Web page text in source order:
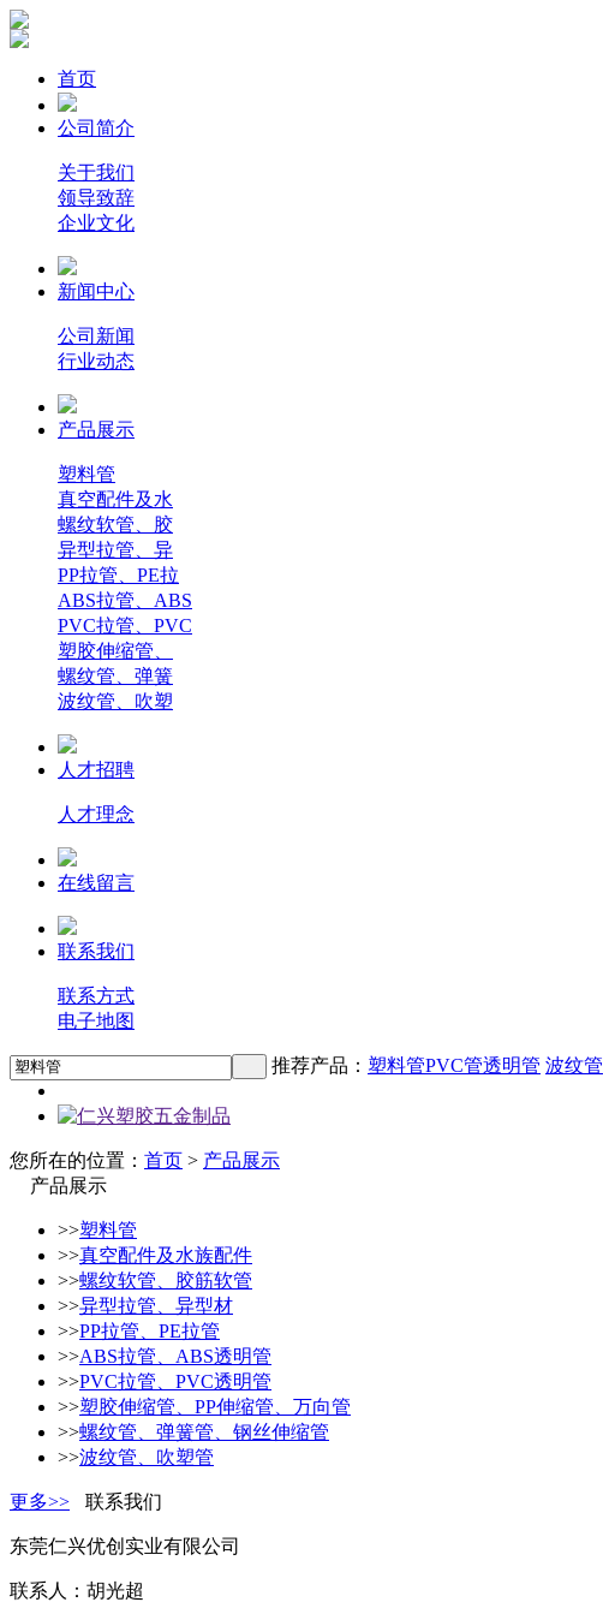
首页
公司简介
关于我们
领导致辞
企业文化
新闻中心
公司新闻
行业动态
产品展示
塑料管
真空配件及水
螺纹软管、胶
异型拉管、异
PP拉管、PE拉
ABS拉管、ABS
PVC拉管、PVC
塑胶伸缩管、
螺纹管、弹簧
波纹管、吹塑
人才招聘
人才理念
在线留言
联系我们
联系方式
电子地图
推荐产品： 塑料管PVC管透明管 波纹管
您所在的位置： 首页 > 产品展示
产品展示
>>塑料管
>>真空配件及水族配件
>>螺纹软管、胶筋软管
>>异型拉管、异型材
>>PP拉管、PE拉管
>>ABS拉管、ABS透明管
>>PVC拉管、PVC透明管
>>塑胶伸缩管、PP伸缩管、万向管
>>螺纹管、弹簧管、钢丝伸缩管
>>波纹管、吹塑管
更多>> 联系我们
东莞仁兴优创实业有限公司
联系人：胡光超